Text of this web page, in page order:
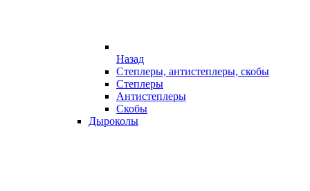
Назад
Степлеры, антистеплеры, скобы
Степлеры
Антистеплеры
Скобы
Дыроколы